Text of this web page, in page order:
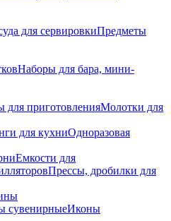
для сервировкиПредметы
Наборы для бара, мини-
приготовленияМолотки для
для кухниОдноразовая
Емкости для
Прессы, дробилки для
сувенирныеИконы